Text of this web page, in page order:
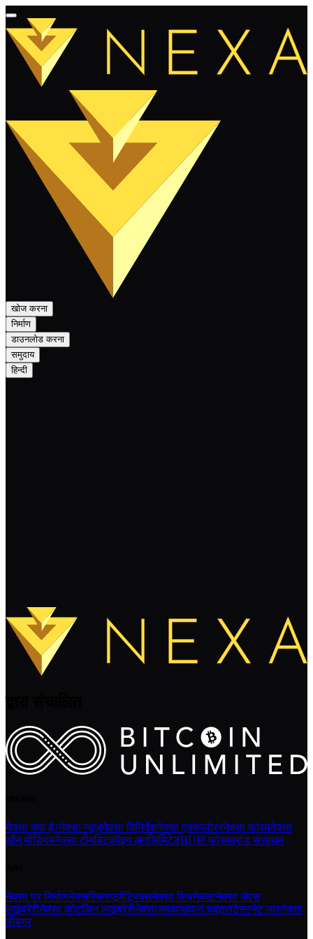
खोज करना
निर्माण
डाउनलोड करना
समुदाय
हिन्दी
नेक्सा क्या है?नेक्सा न्यूज़नेक्सा विनिर्देशनेक्सा एक्सप्लोररनेक्सा फोरमनेक्सा
ऑन मीडियमनेक्सा टीमबिटकॉइन अनलिमिटेडBUIP फोरमब्रांड संसाधन
नेक्सा पर निर्माणनेक्सस्क्रिप्टमैट्रिक्सनेक्सा लिबनेक्सानेक्सा जेएस
लाइब्रेरीनेक्सा कोटलिन लाइब्रेरीनेक्साज्सव्याख्यान चबूतराटेस्टनेट नलनेक्सा
डीबगर